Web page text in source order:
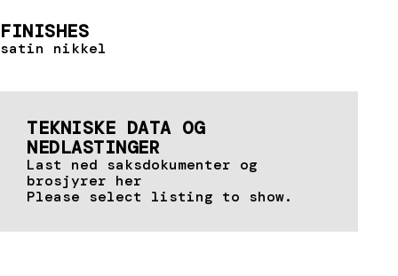
FINISHES
satin nikkel
TEKNISKE DATA OG
NEDLASTINGER
Last ned saksdokumenter og
brosjyrer her
Please select listing to show.